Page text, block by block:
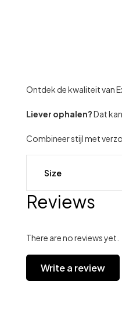
Ontdek de kwaliteit van
Liever ophalen?Dat
Combineer stijl met
Size
Reviews
There are no reviews yet.
Write a review